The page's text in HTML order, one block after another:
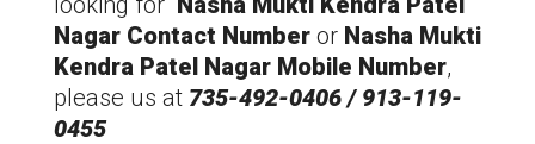
Nagar Contact Number or Nasha Mukti
Kendra Patel Nagar Mobile Number,
please us at 735-492-0406 / 913-119-
0455